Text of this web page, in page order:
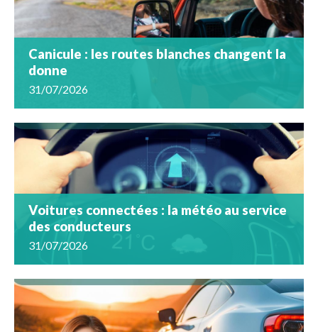
Canicule : les routes blanches changent la
donne
31/07/2026
Voitures connectées : la météo au service
des conducteurs
31/07/2026